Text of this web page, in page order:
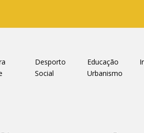
Desporto Educação
Social Urbanismo